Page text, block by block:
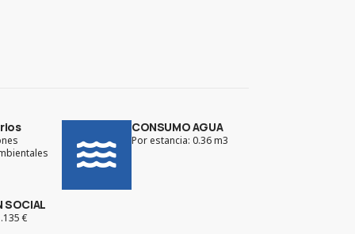
CONSUMO AGUA
Por estancia: 0.36 m3
SOCIAL
€